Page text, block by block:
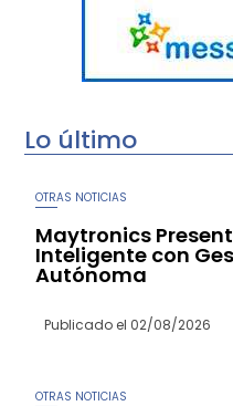
Lo último
OTRAS NOTICIAS
Maytronics
Inteligente con
Autónoma
Publicado el 02/08/2026
OTRAS NOTICIAS